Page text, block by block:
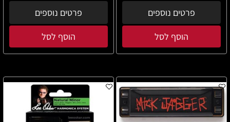
פרטים נוספים
הוסף לסל
פרטים נוספים
הוסף לסל